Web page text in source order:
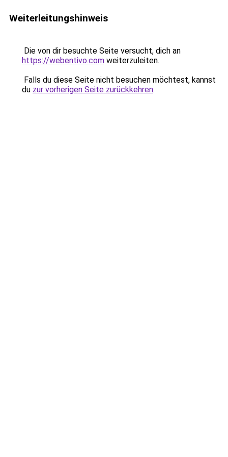
Weiterleitungshinweis
Die von dir besuchte Seite versucht, dich an
https://webentivo.com weiterzuleiten.
Falls du diese Seite nicht besuchen möchtest, kannst
du zur vorherigen Seite zurückkehren.